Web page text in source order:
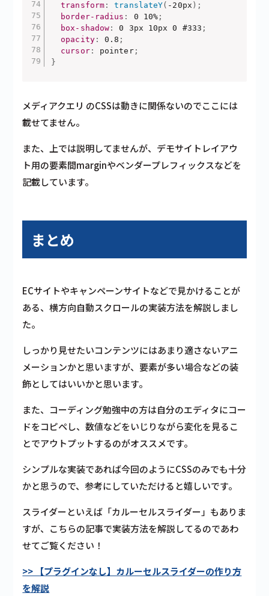
transform : translateY( -20px ) ;
border-radius : 0 10% ;
box-shadow : 0 3px 10px 0 #333 ;
opacity: 0.8 ;
cursor: pointer;
}
メディアクエリ のCSSは動きに関係ないのでここには
載せてません。
また、上では説明してませんが、デモサイトレイアウ
ト用の要素間marginやベンダープレフィックスなどを
記載しています。
まとめ
ECサイトやキャンペーンサイトなどで見かけることが
ある、横方向自動スクロールの実装方法を解説しまし
た。
しっかり見せたいコンテンツにはあまり適さないアニ
メーションかと思いますが、要素が多い場合などの装
飾としてはいいかと思います。
また、コーディング勉強中の方は自分のエディタにコー
ドをコピペし、数値などをいじりながら変化を見るこ
とでアウトプットするのがオススメです。
シンプルな実装であれば今回のようにCSSのみでも十分
かと思うので、参考にしていただけると嬉しいです。
スライダーといえば「カルーセルスライダー」もありま
すが、こちらの記事で実装方法を解説してるのであわ
せてご覧ください！
>> 【プラグインなし】カルーセルスライダーの作り方
を解説